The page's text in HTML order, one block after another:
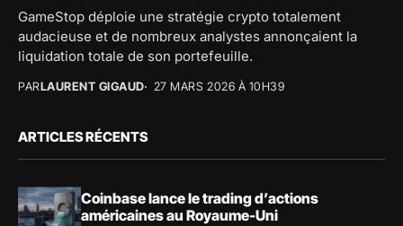
GameStop déploie une stratégie crypto totalement
audacieuse et de nombreux analystes annonçaient la
liquidation totale de son portefeuille.
PARLAURENT GIGAUD 27 MARS 2026 À 10H39
ARTICLES RÉCENTS
Coinbase lance le trading d’actions
américaines au Royaume-Uni